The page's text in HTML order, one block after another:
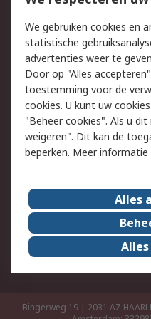
Track & Trace
Wettelijk
Cookiebeleid
Privacybeleid
Algemene
verkoopvoorwaarden
Over RS
RS Group
RS wereldwijd
ESG
Bingerweg 19 | 2031 AZ
We gebruiken cookies en
statistische
advertenties weer te
Door op "Alles
toestemming voor de
cookies. U kunt uw
"Beheer cookies". Als u
weigeren". Dit kan de
beperken. Meer informatie
Alles